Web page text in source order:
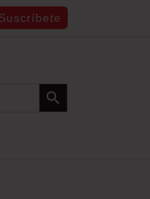
Suscríbete
Search Button